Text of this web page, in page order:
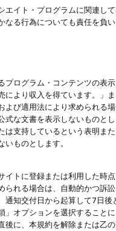
エイト・プログラムに関連し
なる行為についても責任を負
プログラム・コンテンツの表
により収入を得ています。」
よび適用法により求められる
式な文書を表示しないもの
は支持しているという表明ま
ものとします。
イトに登録または利用した時
られる場合は、自動的かつ訴
通知交付日から起算して7日
」オプションを選択するこ
後に、本規約を解除または乙